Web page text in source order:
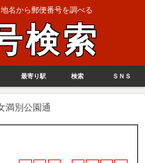
名から郵便番号を調べる
検索
最寄り駅 検索 ＳＮＳ
満別公園通